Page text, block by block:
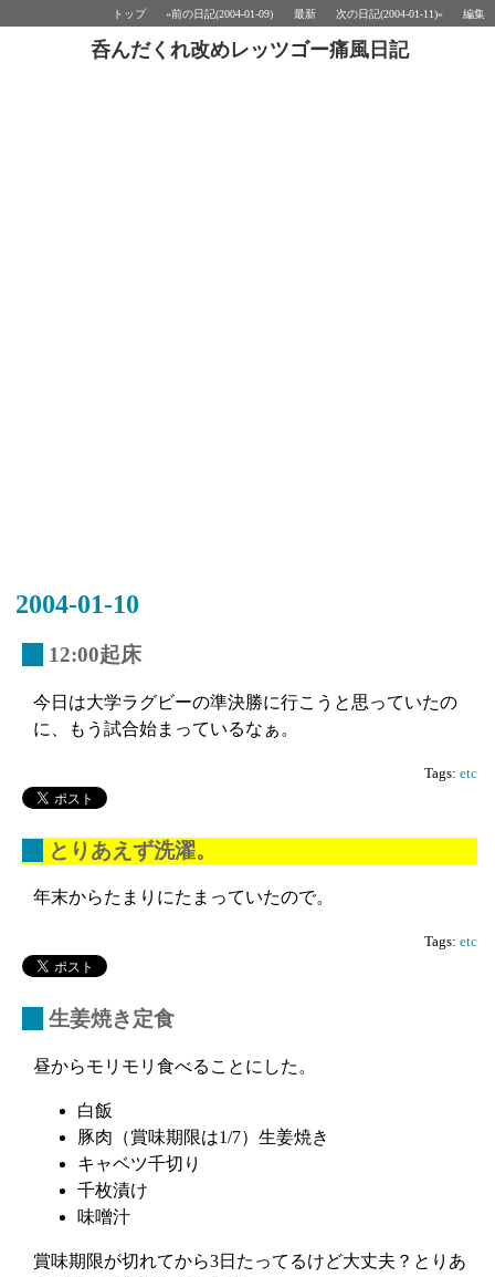
トップ «前の日記(2004-01-09) 最新 次の日記(2004-01-11)» 編集
呑んだくれ改めレッツゴー痛風日記
2004-01-10
12:00起床
今日は大学ラグビーの準決勝に行こうと思っていたの
に、もう試合始まっているなぁ。
Tags: etc
とりあえず洗濯。
年末からたまりにたまっていたので。
Tags: etc
生姜焼き定食
昼からモリモリ食べることにした。
白飯
豚肉（賞味期限は1/7）生姜焼き
キャベツ千切り
千枚漬け
味噌汁
賞味期限が切れてから3日たってるけど大丈夫？とりあ